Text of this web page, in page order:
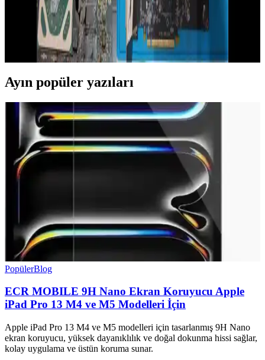
2026'nın en yeni NVIDIA ekran kartları RTX 5080 ve RTX 5090,
yüksek performans ve gelişmiş özellikleriyle öne çıkıyor. Güncel
modeller, yüksek çözünürlük ve detay seviyelerinde üstün deneyim
sunarken, teknik sorunlara pratik çözümler de içeriyor.
Ayın popüler yazıları
PopülerBlog
ECR MOBILE 9H Nano Ekran Koruyucu Apple
iPad Pro 13 M4 ve M5 Modelleri İçin
Apple iPad Pro 13 M4 ve M5 modelleri için tasarlanmış 9H Nano
ekran koruyucu, yüksek dayanıklılık ve doğal dokunma hissi sağlar,
kolay uygulama ve üstün koruma sunar.